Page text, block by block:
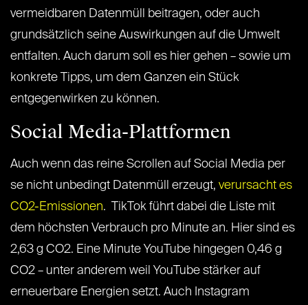
vermeidbaren Datenmüll beitragen, oder auch
grundsätzlich seine Auswirkungen auf die Umwelt
entfalten. Auch darum soll es hier gehen – sowie um
konkrete Tipps, um dem Ganzen ein Stück
entgegenwirken zu können.
Social Media-Plattformen
Auch wenn das reine Scrollen auf Social Media per
se nicht unbedingt Datenmüll erzeugt, verursacht es
CO2-Emissionen. TikTok führt dabei die Liste mit
dem höchsten Verbrauch pro Minute an. Hier sind es
2,63 g CO2. Eine Minute YouTube hingegen 0,46 g
CO2 – unter anderem weil YouTube stärker auf
erneuerbare Energien setzt. Auch Instagram